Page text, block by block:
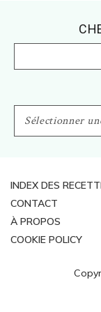
CATEGORIES
INDEX DES
CONTACT
À PROPOS
COOKIE POLICY